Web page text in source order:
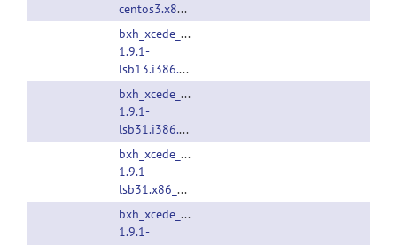
centos3.x86_64.tgz
bxh_xcede_tools-
1.9.1-
lsb13.i386.tgz
bxh_xcede_tools-
1.9.1-
lsb31.i386.tgz
bxh_xcede_tools-
1.9.1-
lsb31.x86_64.tgz
bxh_xcede_tools-
1.9.1-